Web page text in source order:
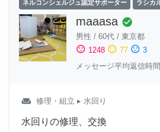
ネルコンシェルジュ認定サポーター ラシカ
maaasa check_circle
男性 / 60代 / 東京都
sentiment_satisfied 1248 sentiment_neutral 77 sentiment_dissatisfied 3
メッセージ平均返信時
weekend 修理・組立 ▸ 水回り
水回りの修理、交換